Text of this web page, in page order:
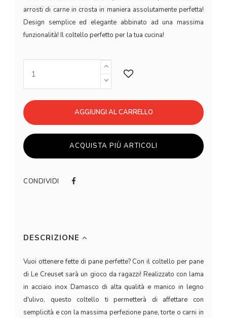
arrosti di carne in crosta in maniera assolutamente perfetta!
Design semplice ed elegante abbinato ad una massima
funzionalità! Il coltello perfetto per la tua cucina!
AGGIUNGI AL CARRELLO
ACQUISTA PIÙ ARTICOLI
CONDIVIDI
DESCRIZIONE
Vuoi ottenere fette di pane perfette? Con il coltello per pane
di Le Creuset sarà un gioco da ragazzi! Realizzato con lama
in acciaio inox Damasco di alta qualità e manico in legno
d'ulivo, questo coltello ti permetterà di affettare con
semplicità e con la massima perfezione pane, torte o carni in